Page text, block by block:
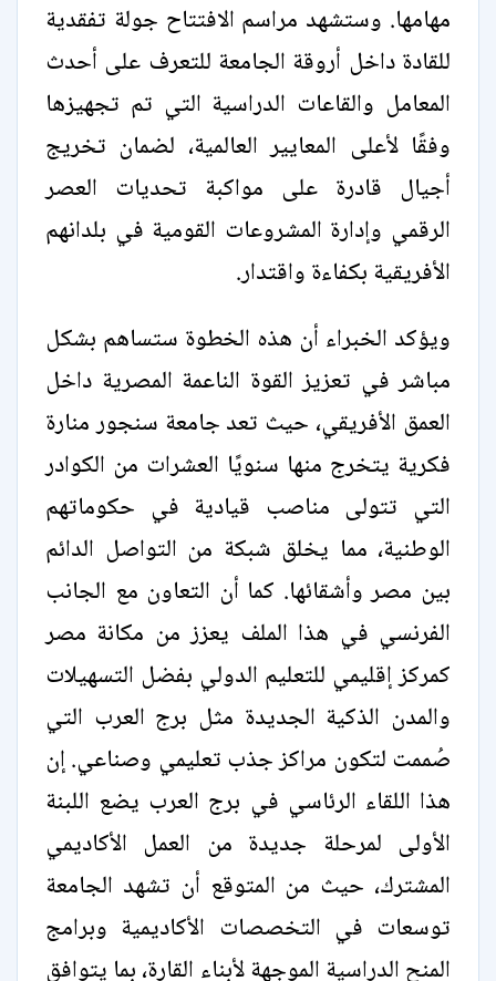
مهامها. وستشهد مراسم الافتتاح جولة تفقدية
للقادة داخل أروقة الجامعة للتعرف على أحدث
المعامل والقاعات الدراسية التي تم تجهيزها
وفقًا لأعلى المعايير العالمية، لضمان تخريج
أجيال قادرة على مواكبة تحديات العصر
الرقمي وإدارة المشروعات القومية في بلدانهم
الأفريقية بكفاءة واقتدار.
ويؤكد الخبراء أن هذه الخطوة ستساهم بشكل
مباشر في تعزيز القوة الناعمة المصرية داخل
العمق الأفريقي، حيث تعد جامعة سنجور منارة
فكرية يتخرج منها سنويًا العشرات من الكوادر
التي تتولى مناصب قيادية في حكوماتهم
الوطنية، مما يخلق شبكة من التواصل الدائم
بين مصر وأشقائها. كما أن التعاون مع الجانب
الفرنسي في هذا الملف يعزز من مكانة مصر
كمركز إقليمي للتعليم الدولي بفضل التسهيلات
والمدن الذكية الجديدة مثل برج العرب التي
صُممت لتكون مراكز جذب تعليمي وصناعي. إن
هذا اللقاء الرئاسي في برج العرب يضع اللبنة
الأولى لمرحلة جديدة من العمل الأكاديمي
المشترك، حيث من المتوقع أن تشهد الجامعة
توسعات في التخصصات الأكاديمية وبرامج
المنح الدراسية الموجهة لأبناء القارة، بما يتوافق